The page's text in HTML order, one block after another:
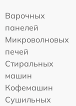
Варочных
панелей
Микроволновых
печей
Стиральных
машин
Кофемашин
Сушильных